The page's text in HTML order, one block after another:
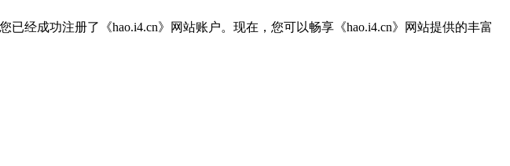
经成功注册了《hao.i4.cn》网站账户。现在，您可以畅享《hao.i4.cn》网站提供的丰富